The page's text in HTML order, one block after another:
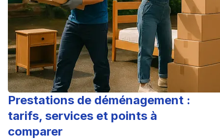
Prestations de déménagement :
tarifs, services et points à
comparer